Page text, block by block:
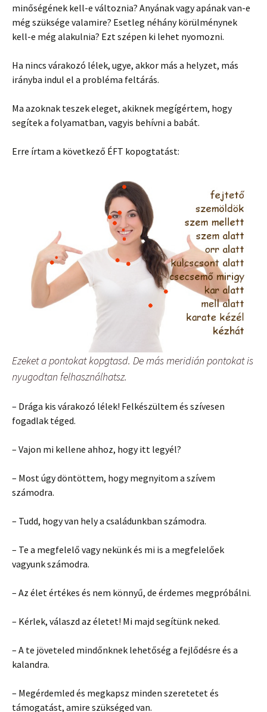
minőségének kell-e változnia? Anyának vagy apának van-e
még szüksége valamire? Esetleg néhány körülménynek
kell-e még alakulnia? Ezt szépen ki lehet nyomozni.
Ha nincs várakozó lélek, ugye, akkor más a helyzet, más
irányba indul el a probléma feltárás.
Ma azoknak teszek eleget, akiknek megígértem, hogy
segítek a folyamatban, vagyis behívni a babát.
Erre írtam a következő ÉFT kopogtatást:
Ezeket a pontokat kopgtasd. De más meridián pontokat is
nyugodtan felhasználhatsz.
– Drága kis várakozó lélek! Felkészültem és szívesen
fogadlak téged.
– Vajon mi kellene ahhoz, hogy itt legyél?
– Most úgy döntöttem, hogy megnyitom a szívem
számodra.
– Tudd, hogy van hely a családunkban számodra.
– Te a megfelelő vagy nekünk és mi is a megfelelőek
vagyunk számodra.
– Az élet értékes és nem könnyű, de érdemes megpróbálni.
– Kérlek, válaszd az életet! Mi majd segítünk neked.
– A te jöveteled mindőnknek lehetőség a fejlődésre és a
kalandra.
– Megérdemled és megkapsz minden szeretetet és
támogatást, amire szükséged van.